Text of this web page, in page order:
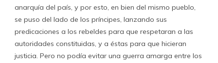
anarquía del país, y por esto, en bien del mismo pueblo,
se puso del lado de los príncipes, lanzando sus
predicaciones a los rebeldes para que respetaran a las
autoridades constituidas, y a éstas para que hicieran
justicia. Pero no podía evitar una guerra amarga entre los